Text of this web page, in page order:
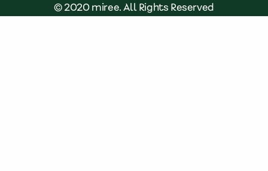
© 2020 miree. All Rights Reserved